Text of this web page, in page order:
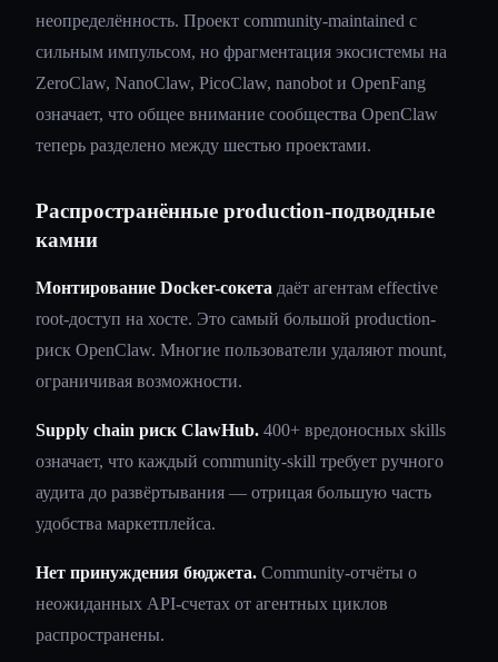
неопределённость. Проект community-maintained с
сильным импульсом, но фрагментация экосистемы на
ZeroClaw, NanoClaw, PicoClaw, nanobot и OpenFang
означает, что общее внимание сообщества OpenClaw
теперь разделено между шестью проектами.
Распространённые production-подводные
камни
Монтирование Docker-сокета даёт агентам effective
root-доступ на хосте. Это самый большой production-
риск OpenClaw. Многие пользователи удаляют mount,
ограничивая возможности.
Supply chain риск ClawHub. 400+ вредоносных skills
означает, что каждый community-skill требует ручного
аудита до развёртывания — отрицая большую часть
удобства маркетплейса.
Нет принуждения бюджета. Community-отчёты о
неожиданных API-счетах от агентных циклов
распространены.